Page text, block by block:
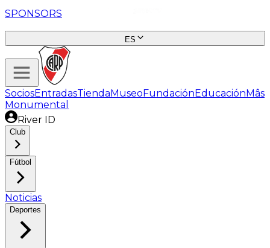
SPONSORS
ES
SociosEntradasTiendaMuseoFundaciónEducaciónMâs
Monumental
River ID
Club
Fútbol
Noticias
Deportes